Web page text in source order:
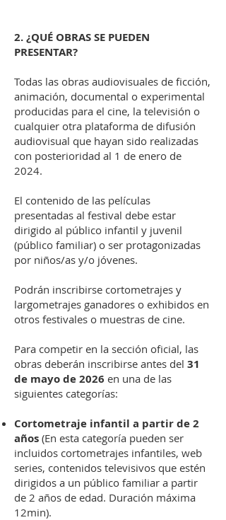
2. ¿QUÉ OBRAS SE PUEDEN
PRESENTAR?
Todas las obras audiovisuales de ficción,
animación, documental o experimental
producidas para el cine, la televisión o
cualquier otra plataforma de difusión
audiovisual que hayan sido realizadas
con posterioridad al 1 de enero de
2024.
El contenido de las películas
presentadas al festival debe estar
dirigido al público infantil y juvenil
(público familiar) o ser protagonizadas
por niños/as y/o jóvenes.
Podrán inscribirse cortometrajes y
largometrajes ganadores o exhibidos en
otros festivales o muestras de cine.
Para competir en la sección oficial, las
obras deberán inscribirse antes del 31
de mayo de 2026 en una de las
siguientes categorías:
Cortometraje infantil a partir de 2
años (En esta categoría pueden ser
incluidos cortometrajes infantiles, web
series, contenidos televisivos que estén
dirigidos a un público familiar a partir
de 2 años de edad. Duración máxima
12min).